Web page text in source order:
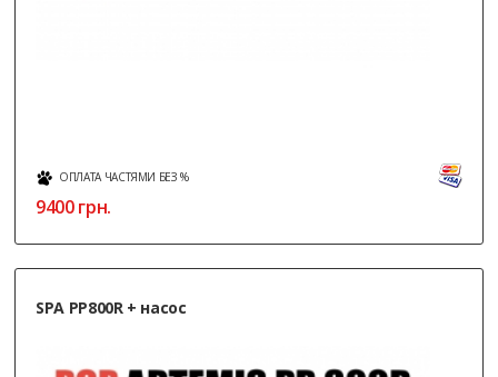
ОПЛАТА ЧАСТЯМИ БЕЗ %
9400грн.
SPA PP800R + насос